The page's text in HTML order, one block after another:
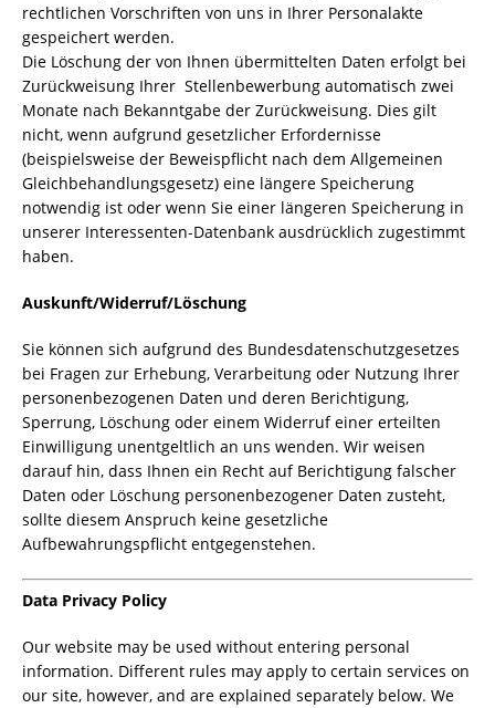
rechtlichen Vorschriften von uns in Ihrer Personalakte
gespeichert werden.
Die Löschung der von Ihnen übermittelten Daten erfolgt bei
Zurückweisung Ihrer Stellenbewerbung automatisch zwei
Monate nach Bekanntgabe der Zurückweisung. Dies gilt
nicht, wenn aufgrund gesetzlicher Erfordernisse
(beispielsweise der Beweispflicht nach dem Allgemeinen
Gleichbehandlungsgesetz) eine längere Speicherung
notwendig ist oder wenn Sie einer längeren Speicherung in
unserer Interessenten-Datenbank ausdrücklich zugestimmt
haben.
Auskunft/Widerruf/Löschung
Sie können sich aufgrund des Bundesdatenschutzgesetzes
bei Fragen zur Erhebung, Verarbeitung oder Nutzung Ihrer
personenbezogenen Daten und deren Berichtigung,
Sperrung, Löschung oder einem Widerruf einer erteilten
Einwilligung unentgeltlich an uns wenden. Wir weisen
darauf hin, dass Ihnen ein Recht auf Berichtigung falscher
Daten oder Löschung personenbezogener Daten zusteht,
sollte diesem Anspruch keine gesetzliche
Aufbewahrungspflicht entgegenstehen.
Data Privacy Policy
Our website may be used without entering personal
information. Different rules may apply to certain services on
our site, however, and are explained separately below. We